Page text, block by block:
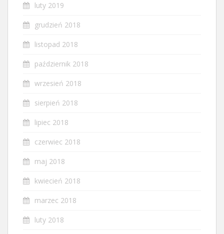
luty 2019
grudzień 2018
listopad 2018
październik 2018
wrzesień 2018
sierpień 2018
lipiec 2018
czerwiec 2018
maj 2018
kwiecień 2018
marzec 2018
luty 2018